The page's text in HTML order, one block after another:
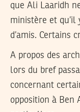
que Ali Laaridh
ministère et qu’il
d’amis. Certains
A propos des
lors du bref
concernant
opposition à Ben